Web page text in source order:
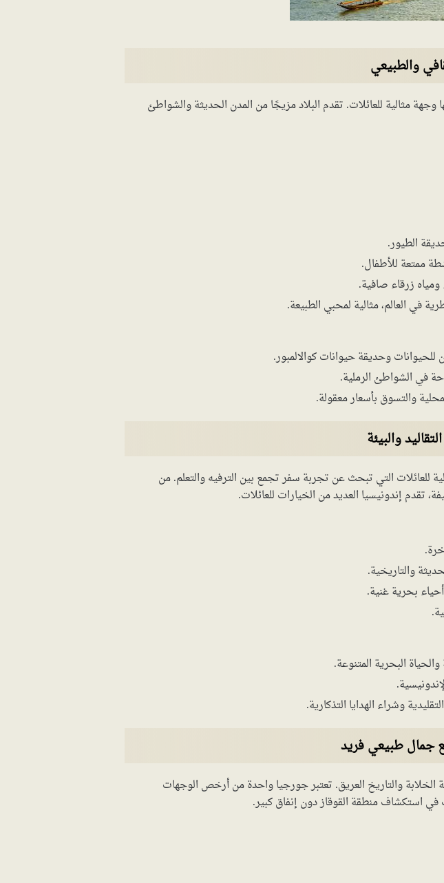
والطبيعي
وجهة مثالية للعائلات. تقدم البلاد مزيجًا من المدن الحديثة والشواطئ
الطيور.
ممتعة للأطفال.
زرقاء صافية.
في العالم، مثالية لمحبي الطبيعة.
وحديقة حيوانات كوالالمبور.
في الشواطئ الرملية.
والتسوق بأسعار معقولة.
والبيئة
للعائلات التي تبحث عن تجربة سفر تجمع بين الترفيه والتعلم. من
تقدم إندونيسيا العديد من الخيارات للعائلات.
والتاريخية.
بحرية غنية.
البحرية المتنوعة.
وشراء الهدايا التذكارية.
جمال طبيعي فريد
والتاريخ العريق. تعتبر جورجيا واحدة من أرخص الوجهات
في استكشاف منطقة القوقاز دون إنفاق كبير.